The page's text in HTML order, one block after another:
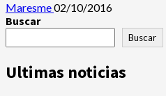
Maresme02/10/2016
Buscar
Buscar
Ultimas noticias